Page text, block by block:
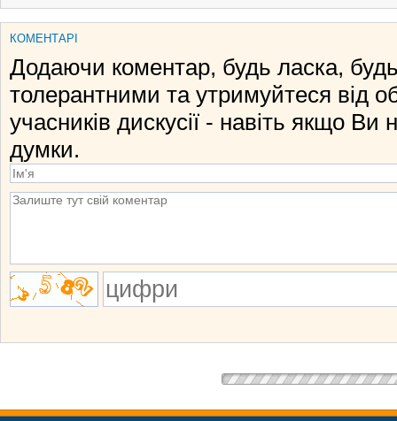
КОМЕНТАРІ
Додаючи коментар, будь ласка,
толерантними та утримуйтеся від
учасників дискусії - навіть якщо Ви
думки.